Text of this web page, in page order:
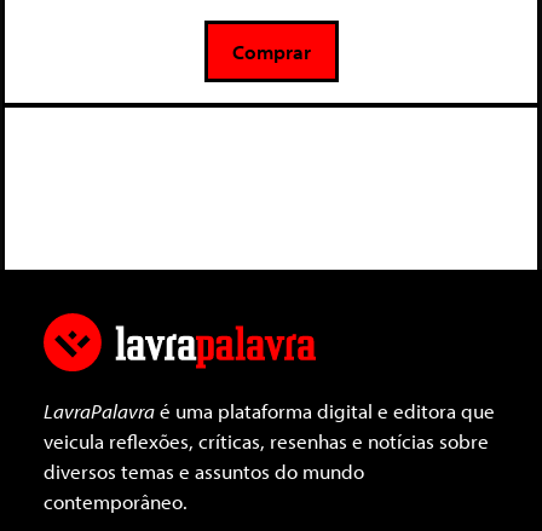
5
Comprar
LavraPalavraé uma plataforma digital e editora que
veicula reflexões, críticas, resenhas e notícias sobre
diversos temas e assuntos do mundo
contemporâneo.